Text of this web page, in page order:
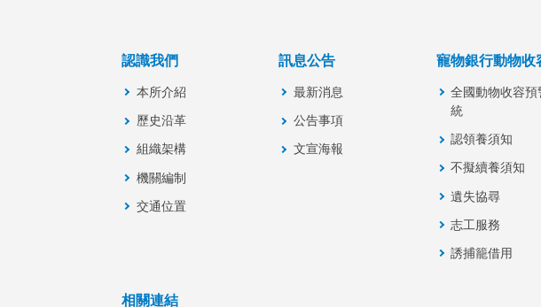
認識我們
本所介紹
歷史沿革
組織架構
機關編制
交通位置
訊息公告
最新消息
公告事項
文宣海報
寵物銀行動物收
全國動物收容預
統
認領養須知
不擬續養須知
遺失協尋
志工服務
誘捕籠借用
相關連結